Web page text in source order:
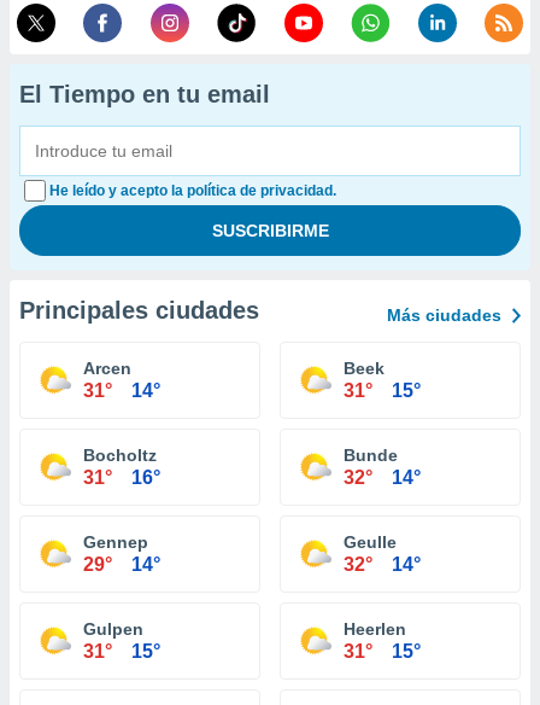
El Tiempo en tu email
He leído y acepto la política de privacidad.
Principales ciudades Más ciudades
Arcen
31° 14°
Beek
31° 15°
Bocholtz
31° 16°
Bunde
32° 14°
Gennep
29° 14°
Geulle
32° 14°
Gulpen
31° 15°
Heerlen
31° 15°